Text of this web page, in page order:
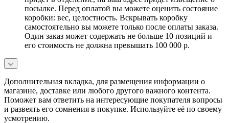
посылке. Перед оплатой вы можете оценить состояние
коробки: вес, целостность. Вскрывать коробку
самостоятельно вы можете только после оплаты заказа.
Один заказ может содержать не больше 10 позиций и
его стоимость не должна превышать 100 000 р.
Дополнительная вкладка, для размещения информации о
магазине, доставке или любого другого важного контента.
Поможет вам ответить на интересующие покупателя вопросы
и развеять его сомнения в покупке. Используйте её по своему
усмотрению.